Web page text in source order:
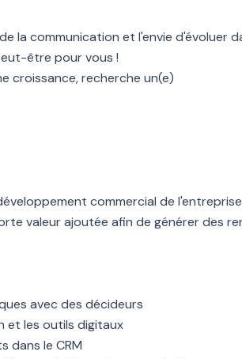
la communication et l'envie d'évoluer
être pour vous !
croissance, recherche un(e)
commercial de
valeur ajoutée afin de générer des
avec des décideurs
et les outils digitaux
dans le CRM